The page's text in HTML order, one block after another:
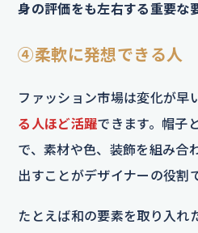
身の評価をも左右する重要な
④柔軟に発想できる人
ファッション市場は変化が早
る人ほど活躍できます。帽子
で、素材や色、装飾を組み合
出すことがデザイナーの役割
たとえば和の要素を取り入れ